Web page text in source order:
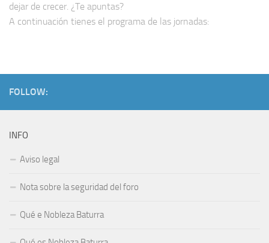
dejar de crecer. ¿Te apuntas?
A continuación tienes el programa de las jornadas:
FOLLOW:
INFO
Aviso legal
Nota sobre la seguridad del foro
Qué e Nobleza Baturra